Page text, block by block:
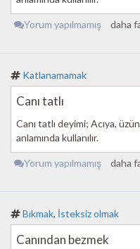
Yorum yapılmamış daha
Katlanamamak
Canı tatlı
Canı tatlı deyimi; Acıya,
anlamında kullanılır.
Yorum yapılmamış daha
Bıkmak, İsteksiz olmak
Canından bezmek